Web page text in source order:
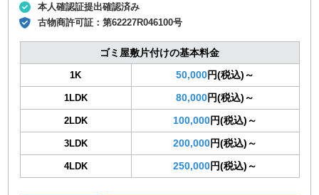
本人確認証提出確認済み
古物商許可証：第62227R046100号
ゴミ屋敷片付けの基本料金
1K 50,000円(税込)～
1LDK 80,000円(税込)～
2LDK 100,000円(税込)～
3LDK 200,000円(税込)～
4LDK 250,000円(税込)～